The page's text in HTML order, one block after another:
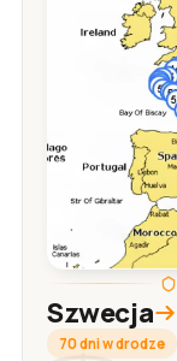
Szwecja
70 dni w drodze